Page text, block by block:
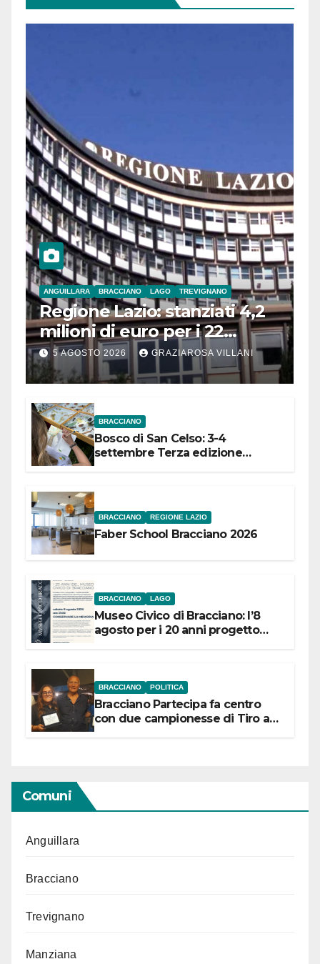
ANGUILLARA BRACCIANO LAGO TREVIGNANO
Regione Lazio: stanziati 4,2
milioni di euro per i 22
Comuni dell’Etruria
Meridionale
5 AGOSTO 2026 GRAZIAROSA VILLANI
BRACCIANO
Bosco di San Celso: 3-4
settembre Terza edizione
BRACCIANO REGIONE LAZIO
Faber School Bracciano 2026
BRACCIANO LAGO
Museo Civico di Bracciano: l’8
agosto per i 20 anni progetto
BRACCIANO POLITICA
Bracciano Partecipa fa centro
con due campionesse di Tiro a
Comuni
Anguillara
Bracciano
Trevignano
Manziana